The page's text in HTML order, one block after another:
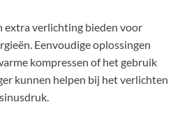
extra verlichting bieden voor
Eenvoudige oplossingen
kompressen of het gebruik
kunnen helpen bij het verlichten